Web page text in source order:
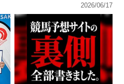
2026/06/17